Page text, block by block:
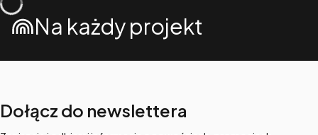
Na każdy projekt
Dołącz do newslettera